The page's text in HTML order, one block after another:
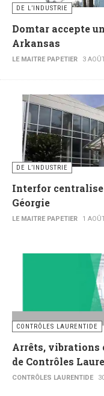
DE L’INDUSTRIE
Domtar accepte
Arkansas
LE MAITRE PAPETIER 3
DE L’INDUSTRIE
Interfor
Géorgie
LE MAITRE PAPETIER 1
CONTRÔLES LAURENTIDE
Arrêts, vibrations
de Contrôles
CONTRÔLES LAURENTIDE